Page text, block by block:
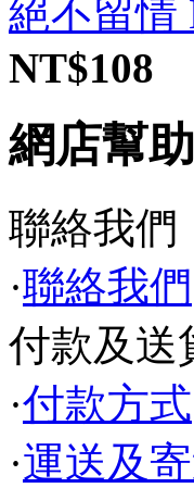
絕不留情
NT$108
網店幫助
聯絡我們
·聯絡我們
付款及送
·付款方式
·運送及